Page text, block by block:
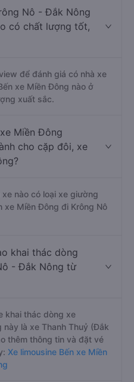
Nô - Đắk Nông
có chất lượng tốt,
để đánh giá có nhà xe
xe Miền Đông nào ở
xuất sắc.
Miền Đông
cho cặp đôi, xe
nào có loại xe giường
xe Miền Đông đi Krông Nô
khai thác dòng
- Đắk Nông từ
khai thác dòng xe
là xe Thanh Thuỷ (Đắk
thêm thông tin và đặt vé
Xe limousine Bến xe Miền